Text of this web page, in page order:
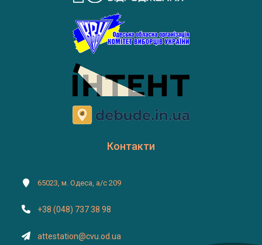
Контакти
65023, м. Одеса, а/с 209
+38 (048) 737 38 98
attestation@cvu.od.ua